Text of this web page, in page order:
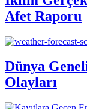
Afet Raporu
Dünya
Olayları